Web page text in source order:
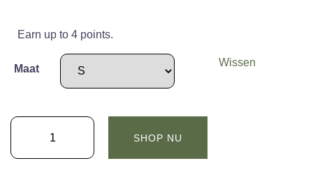
was:
is:
€71,25.
Earn up to 4 points.
Maat
Wissen
OAKLEY
GEN
SHOP NU